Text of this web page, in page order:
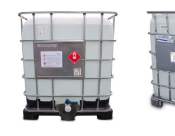
Tällä
tuotteella